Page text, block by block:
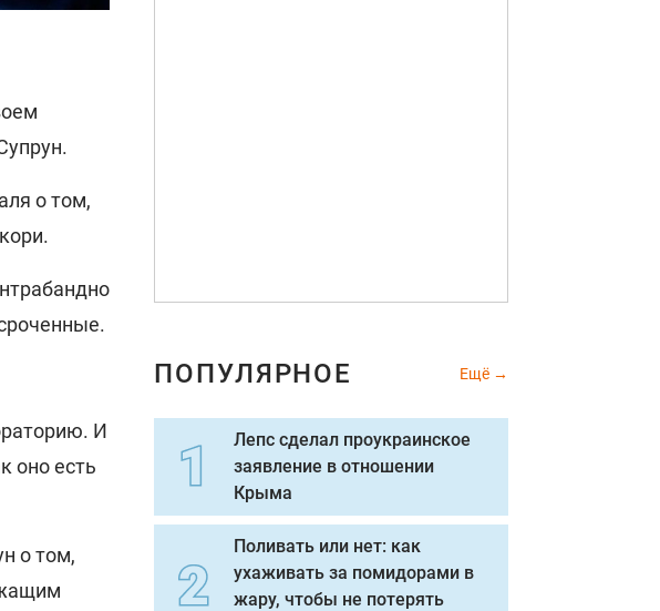
о том,
И
оно есть
о том,
ПОПУЛЯРНОЕ Ещё
Лепс сделал проукраинское
заявление в отношении
Крыма
Поливать или нет: как
ухаживать за помидорами в
жару, чтобы не потерять